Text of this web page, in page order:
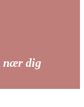
nær dig